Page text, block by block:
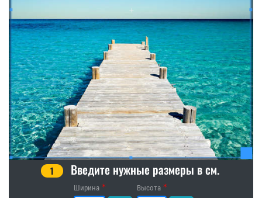
1 Введите нужные размеры в см.
Ширина Высота